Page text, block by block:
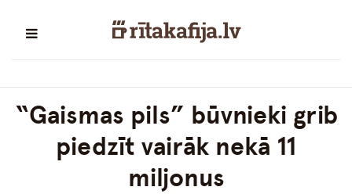
“Gaismas pils” būvnieki grib
piedzīt vairāk nekā 11
miljonus